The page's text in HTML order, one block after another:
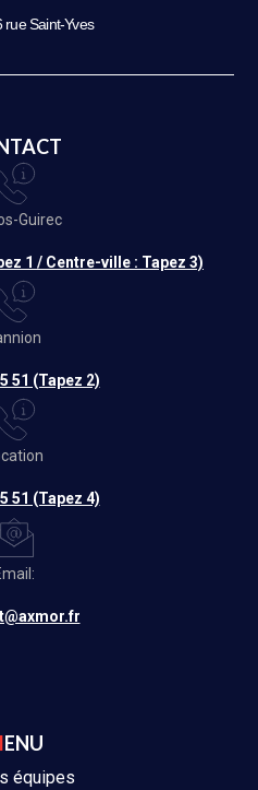
rue Saint-Yves
Guirec
1 / Centre-ville : Tapez 3)
51 (Tapez 2)
51 (Tapez 4)
MENU
équipes